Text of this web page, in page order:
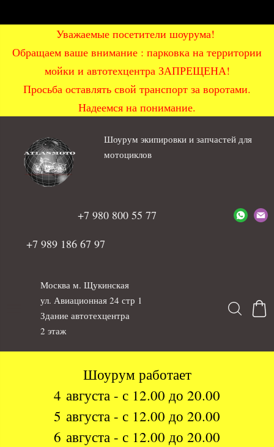
Уважаемые посетители шоурума!
Обращаем ваше внимание : парковка на территории
мойки и автотехцентра ЗАПРЕЩЕНА!
Просьба оставлять свой транспорт за воротами.
Надеемся на понимание.
Шоурум экипировки и запчастей для
мотоциклов
+7 980 800 55 77
+7 989 186 67 97
Москва м. Щукинская
ул. Авиационная 24 стр 1
Здание автотехцентра
2 этаж
Шоурум работает
4 августа - с 12.00 до 20.00
5 августа - с 12.00 до 20.00
6 августа - с 12.00 до 20.00